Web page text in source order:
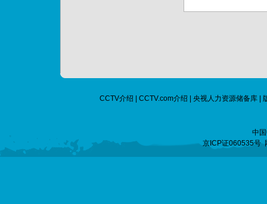
CCTV介绍 CCTV.com介绍 央视人力资源储备库
中
京ICP证060535号